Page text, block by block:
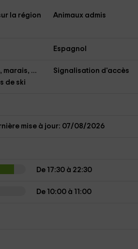
la région
Animaux admis
Espagnol
marais, ...
Signalisation d'accès
de ski
mise à jour: 07/08/2026
De 17:30 à 22:30
De 10:00 à 11:00